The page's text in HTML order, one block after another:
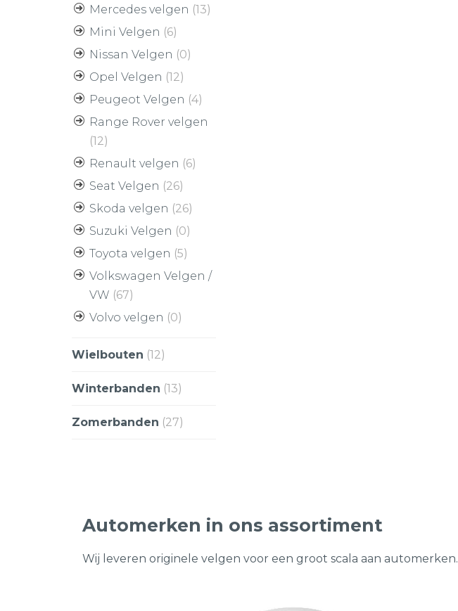
Mercedes velgen (13)
Mini Velgen (6)
Nissan Velgen (0)
Opel Velgen (12)
Peugeot Velgen (4)
Range Rover velgen
(12)
Renault velgen (6)
Seat Velgen (26)
Skoda velgen (26)
Suzuki Velgen (0)
Toyota velgen (5)
Volkswagen Velgen /
VW (67)
Volvo velgen (0)
Wielbouten (12)
Winterbanden (13)
Zomerbanden (27)
Automerken in ons assortiment
Wij leveren originele velgen voor een groot scala aan automerken.